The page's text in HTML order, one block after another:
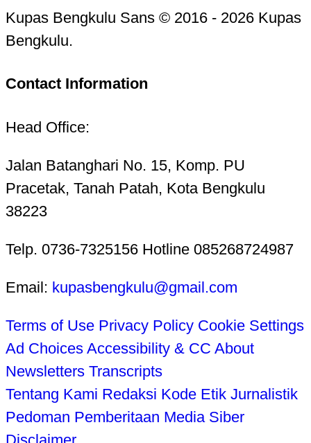
Kupas Bengkulu Sans © 2016 - 2026 Kupas
Bengkulu.
Contact Information
Head Office:
Jalan Batanghari No. 15, Komp. PU
Pracetak, Tanah Patah, Kota Bengkulu
38223
Telp. 0736-7325156 Hotline 085268724987
Email: kupasbengkulu@gmail.com
Terms of Use Privacy Policy Cookie Settings
Ad Choices Accessibility & CC About
Newsletters Transcripts
Tentang Kami Redaksi Kode Etik Jurnalistik
Pedoman Pemberitaan Media Siber